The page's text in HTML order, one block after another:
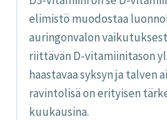
elimistö muodostaa
auringonvalon
riittävän D-vitamiinitason
haastavaa syksyn ja talven
ravintolisä on erityisen
kuukausina.